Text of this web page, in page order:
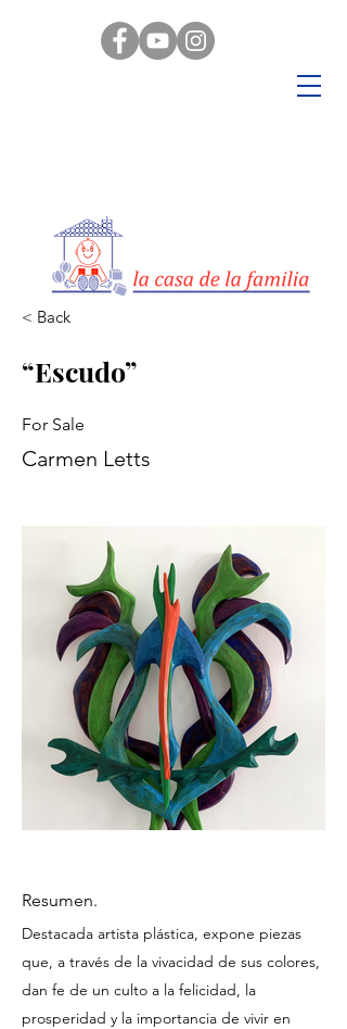
< Back
“Escudo”
For Sale
Carmen Letts
Resumen.
Destacada artista plástica, expone piezas
que, a través de la vivacidad de sus colores,
dan fe de un culto a la felicidad, la
prosperidad y la importancia de vivir en